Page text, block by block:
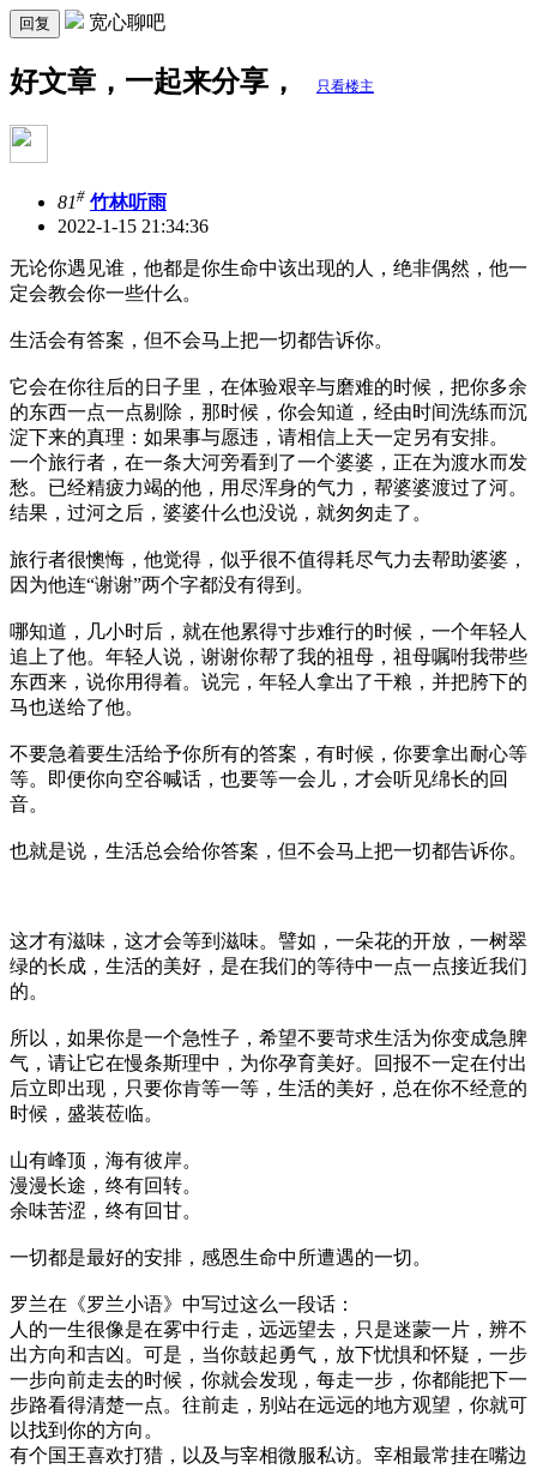
回复 宽心聊吧
好文章，一起来分享， 只看楼主
81# 竹林听雨
2022-1-15 21:34:36
无论你遇见谁，他都是你生命中该出现的人，绝非偶然，他一
定会教会你一些什么。
生活会有答案，但不会马上把一切都告诉你。
它会在你往后的日子里，在体验艰辛与磨难的时候，把你多余
的东西一点一点剔除，那时候，你会知道，经由时间洗练而沉
淀下来的真理：如果事与愿违，请相信上天一定另有安排。
一个旅行者，在一条大河旁看到了一个婆婆，正在为渡水而发
愁。已经精疲力竭的他，用尽浑身的气力，帮婆婆渡过了河。
结果，过河之后，婆婆什么也没说，就匆匆走了。
旅行者很懊悔，他觉得，似乎很不值得耗尽气力去帮助婆婆，
因为他连“谢谢”两个字都没有得到。
哪知道，几小时后，就在他累得寸步难行的时候，一个年轻人
追上了他。年轻人说，谢谢你帮了我的祖母，祖母嘱咐我带些
东西来，说你用得着。说完，年轻人拿出了干粮，并把胯下的
马也送给了他。
不要急着要生活给予你所有的答案，有时候，你要拿出耐心等
等。即便你向空谷喊话，也要等一会儿，才会听见绵长的回
音。
也就是说，生活总会给你答案，但不会马上把一切都告诉你。
这才有滋味，这才会等到滋味。譬如，一朵花的开放，一树翠
绿的长成，生活的美好，是在我们的等待中一点一点接近我们
的。
所以，如果你是一个急性子，希望不要苛求生活为你变成急脾
气，请让它在慢条斯理中，为你孕育美好。回报不一定在付出
后立即出现，只要你肯等一等，生活的美好，总在你不经意的
时候，盛装莅临。
山有峰顶，海有彼岸。
漫漫长途，终有回转。
余味苦涩，终有回甘。
一切都是最好的安排，感恩生命中所遭遇的一切。
罗兰在《罗兰小语》中写过这么一段话：
人的一生很像是在雾中行走，远远望去，只是迷蒙一片，辨不
出方向和吉凶。可是，当你鼓起勇气，放下忧惧和怀疑，一步
一步向前走去的时候，你就会发现，每走一步，你都能把下一
步路看得清楚一点。往前走，别站在远远的地方观望，你就可
以找到你的方向。
有个国王喜欢打猎，以及与宰相微服私访。宰相最常挂在嘴边